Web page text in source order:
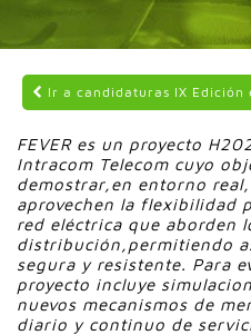
Ir a candidaturas IX Edición
FEVER es un proyecto
Intracom Telecom cuyo
demostrar,en entorno
aprovechen la flexibilidad
red eléctrica que aborden
distribución,permitiendo
segura y resistente. Para
proyecto incluye
nuevos mecanismos de
diario y continuo de